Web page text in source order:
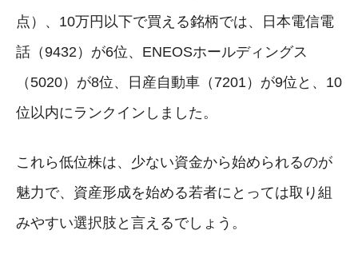
点）、10万円以下で買える銘柄では、日本電信電
話（9432）が6位、ENEOSホールディングス
（5020）が8位、日産自動車（7201）が9位と、10
位以内にランクインしました。
これら低位株は、少ない資金から始められるのが
魅力で、資産形成を始める若者にとっては取り組
みやすい選択肢と言えるでしょう。